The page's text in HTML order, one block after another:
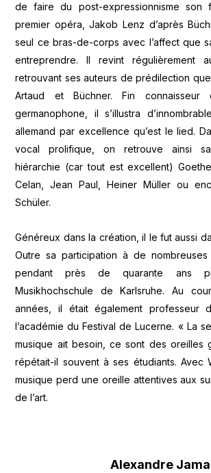
de faire du post-expressionnisme son
premier opéra, Jakob Lenz d’après
seul ce bras-de-corps avec l’affect que
entreprendre. Il revint régulièrement
retrouvant ses auteurs de prédilection
Artaud et Büchner. Fin connaisseur
germanophone, il s’illustra
allemand par excellence qu’est le lied.
vocal prolifique, on retrouve ainsi
hiérarchie (car tout est excellent)
Celan, Jean Paul, Heiner Müller ou
Schüler.
Généreux dans la création, il le fut aussi
Outre sa participation à de
pendant près de quarante ans
Musikhochschule de Karlsruhe. Au
années, il était également professeur
l’académie du Festival de Lucerne. « La
musique ait besoin, ce sont des oreilles
répétait-il souvent à ses étudiants. Avec
musique perd une oreille attentives aux
de l’art.
Alexandre